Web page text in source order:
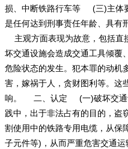
损、中断铁路行车等 (三)主体
是任何达到刑事责任年龄、具
主观方面表现为故意，包括直
坏交通设施会造成交通工具倾覆
危险状态的发生。犯本罪的动机
害，嫁祸于人，贪财图利等。这
响。 二、认定 (一)破坏交通
践中，出于非法占有的目的，盗
割使用中的铁路专用电缆，从保
子元件等)，从而严重危害交通运